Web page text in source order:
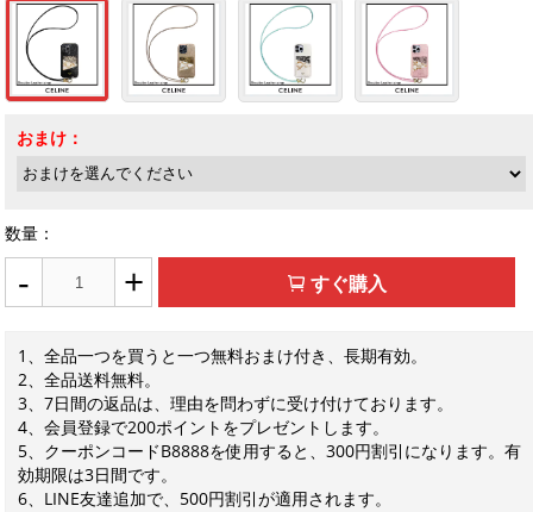
おまけ：
数量：
- + すぐ購入
1、全品一つを買うと一つ無料おまけ付き、長期有効。
2、全品送料無料。
3、7日間の返品は、理由を問わずに受け付けております。
4、会員登録で200ポイントをプレゼントします。
5、クーポンコードB8888を使用すると、300円割引になります。有
効期限は3日間です。
6、LINE友達追加で、500円割引が適用されます。